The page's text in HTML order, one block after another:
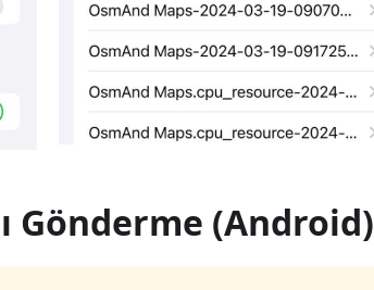
Gönderme (Android)